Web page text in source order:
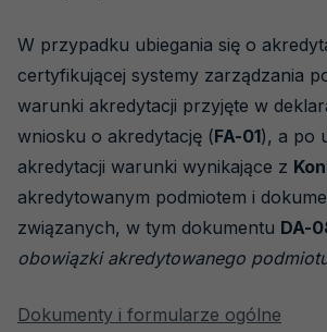
W przypadku ubiegania się o
certyfikującej systemy zarządzania
warunki akredytacji przyjęte w
wniosku o akredytację (FA-01), a po
akredytacji warunki wynikające z
akredytowanym podmiotem i
związanych, w tym dokumentu DA-
obowiązki akredytowanego
Dokumenty i formularze ogólne